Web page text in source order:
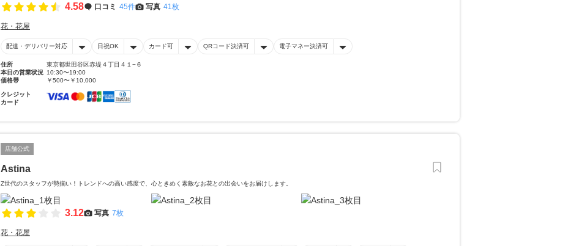
4.58 口コミ 45件 写真 41枚
花・花屋
配達・デリバリー対応 日祝OK カード可 QRコード決済可 電子マネー決済可
住所
東京都世田谷区赤堤４丁目４１−６
本日の営業状況 10:30〜19:00
価格帯
￥500〜￥10,000
クレジット
カード
店舗公式
Astina
Z世代のスタッフが勢揃い！トレンドへの高い感度で、心ときめく素敵なお花との出会いをお届けします。
3.12 写真 7枚
花・花屋